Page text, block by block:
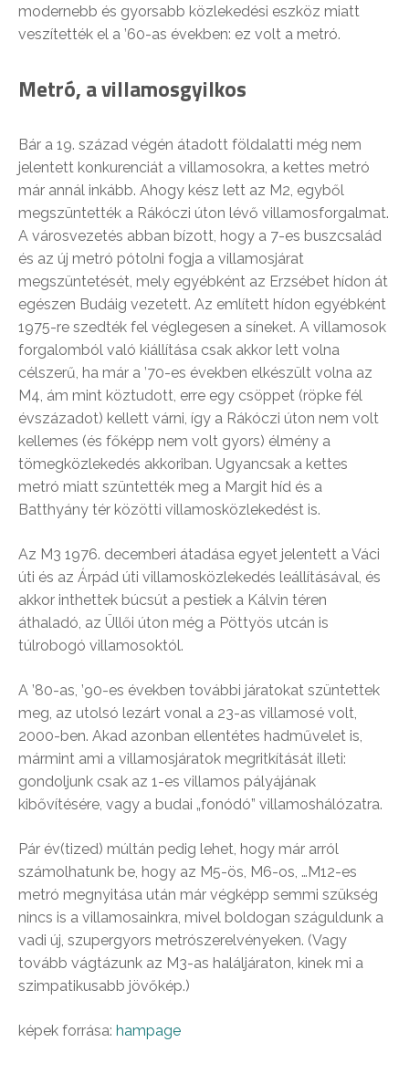
modernebb és gyorsabb közlekedési eszköz miatt
veszítették el a ’60-as években: ez volt a metró.
Metró, a villamosgyilkos
Bár a 19. század végén átadott földalatti még nem
jelentett konkurenciát a villamosokra, a kettes metró
már annál inkább. Ahogy kész lett az M2, egyből
megszüntették a Rákóczi úton lévő villamosforgalmat.
A városvezetés abban bízott, hogy a 7-es buszcsalád
és az új metró pótolni fogja a villamosjárat
megszüntetését, mely egyébként az Erzsébet hídon át
egészen Budáig vezetett. Az említett hídon egyébként
1975-re szedték fel véglegesen a síneket. A villamosok
forgalomból való kiállítása csak akkor lett volna
célszerű, ha már a ’70-es években elkészült volna az
M4, ám mint köztudott, erre egy csöppet (röpke fél
évszázadot) kellett várni, így a Rákóczi úton nem volt
kellemes (és főképp nem volt gyors) élmény a
tömegközlekedés akkoriban. Ugyancsak a kettes
metró miatt szüntették meg a Margit híd és a
Batthyány tér közötti villamosközlekedést is.
Az M3 1976. decemberi átadása egyet jelentett a Váci
úti és az Árpád úti villamosközlekedés leállításával, és
akkor inthettek búcsút a pestiek a Kálvin téren
áthaladó, az Üllői úton még a Pöttyös utcán is
túlrobogó villamosoktól.
A ’80-as, ’90-es években további járatokat szüntettek
meg, az utolsó lezárt vonal a 23-as villamosé volt,
2000-ben. Akad azonban ellentétes hadművelet is,
mármint ami a villamosjáratok megritkítását illeti:
gondoljunk csak az 1-es villamos pályájának
kibővítésére, vagy a budai „fonódó” villamoshálózatra.
Pár év(tized) múltán pedig lehet, hogy már arról
számolhatunk be, hogy az M5-ös, M6-os, …M12-es
metró megnyitása után már végképp semmi szükség
nincs is a villamosainkra, mivel boldogan száguldunk a
vadi új, szupergyors metrószerelvényeken. (Vagy
tovább vágtázunk az M3-as haláljáraton, kinek mi a
szimpatikusabb jövőkép.)
képek forrása: hampage